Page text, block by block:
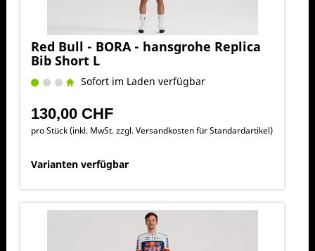
Red Bull - BORA - hansgrohe Replica
Bib Short L
Sofort im Laden verfügbar
130,00 CHF
pro Stück (inkl. MwSt. zzgl.Versandkosten für Standardartikel)
Varianten verfügbar